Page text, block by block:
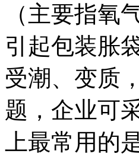
（主要指氧
引起包装胀
受潮、变质
题，企业可
上最常用的